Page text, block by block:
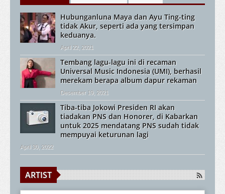
Hubunganluna Maya dan Ayu Ting-ting
tidak Akur, seperti ada yang tersimpan
keduanya.
April 22, 2021
Tembang lagu-lagu ini di recaman
Universal Music Indonesia (UMI), berhasil
merekam berapa album dapur rekaman
Desember 19, 2021
Tiba-tiba Jokowi Presiden RI akan
tiadakan PNS dan Honorer, di Kabarkan
untuk 2025 mendatang PNS sudah tidak
mempuyai keturunan lagi
April 30, 2022
ARTIST